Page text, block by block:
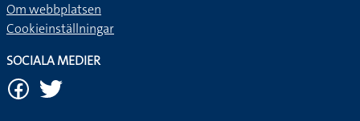
Om webbplatsen
Cookieinställningar
SOCIALA MEDIER